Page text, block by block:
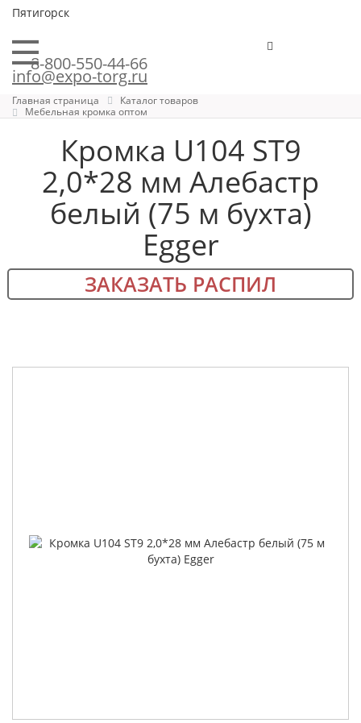
Пятигорск
8-800-550-44-66
info@expo-torg.ru
Главная страница
Каталог товаров
Мебельная кромка оптом
Кромка U104 ST9
2,0*28 мм Алебастр
белый (75 м бухта)
Egger
ЗАКАЗАТЬ РАСПИЛ